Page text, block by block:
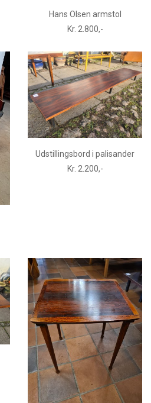
Hans Olsen armstol
Kr. 2.800,-
Udstillingsbord i palisander
Kr. 2.200,-